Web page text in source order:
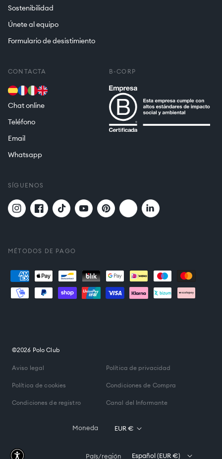
Sostenibilidad
Únete al equipo
Formulario de desistimiento
CONTACTA
Chat online
Teléfono
Email
Whatsapp
B-CORP
SÍGUENOS
InstagramFacebookTikTok YouTubePinterest Twitter Translation
MÉTODOS DE PAGO
Formas
de
pago
©2026 Polo Club
Aviso legal Política de privacidad
Política de cookies Condiciones de Compra
Condiciones de registro Canal del Informante
Moneda EUR €
País/región Español (EUR €)